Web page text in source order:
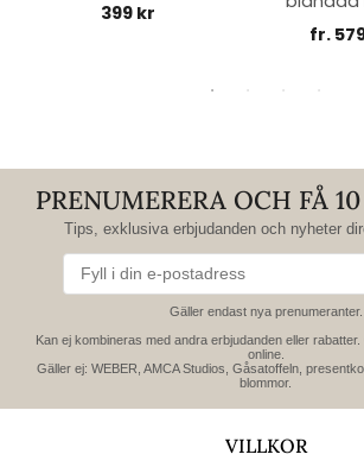
399 kr
fr.
PRENUMERERA OCH FÅ
Tips, exklusiva erbjudanden och nyheter
Gäller endast nya prenumeranter.
Kan ej kombineras med andra erbjudanden eller
online.
Gäller ej: WEBER, AMCA Studios, Gåsatoffeln,
blommor.
VILLKOR